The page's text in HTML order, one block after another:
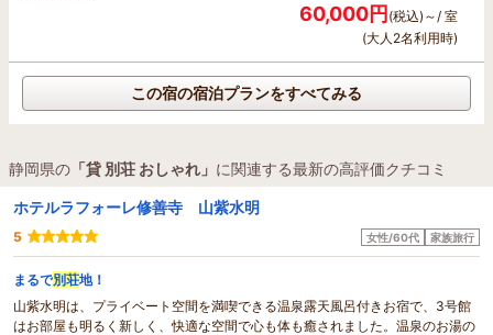
60,000円(税込)～/ 室
(大人2名利用時)
この宿の宿泊プランをすべてみる
静岡県の 「貸 別荘 おしゃれ」 に関連する最新の高評価クチコミ
ホテルラフォーレ修善寺 山紫水明
5 女性/60代 家族旅行
まるで別荘地！
山紫水明は、プライベート空間を満喫できる温泉露天風呂付きお宿で、3号館
はお部屋も明るく新しく、快適な空間で心も体も癒されました。温泉のお湯の